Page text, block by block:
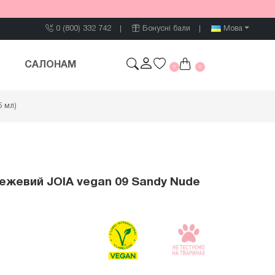
0 (800) 332 742 Бонусні бали Мова
САЛОНАМ 0 0
мл)
JOIA vegan 09 Sandy Nude